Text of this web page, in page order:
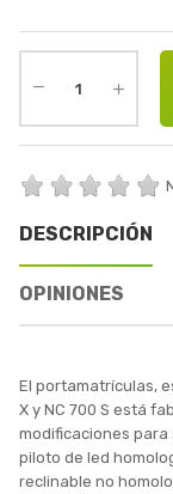
DESCRIPCIÓN
OPINIONES
El portamatrículas,
X y NC 700 S está
modificaciones para
piloto de led
reclinable no